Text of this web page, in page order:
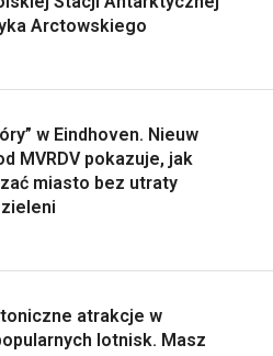
Arctowskiego
w Eindhoven. Nieuw
MVRDV pokazuje, jak
miasto bez utraty
atrakcje w
lotnisk. Masz